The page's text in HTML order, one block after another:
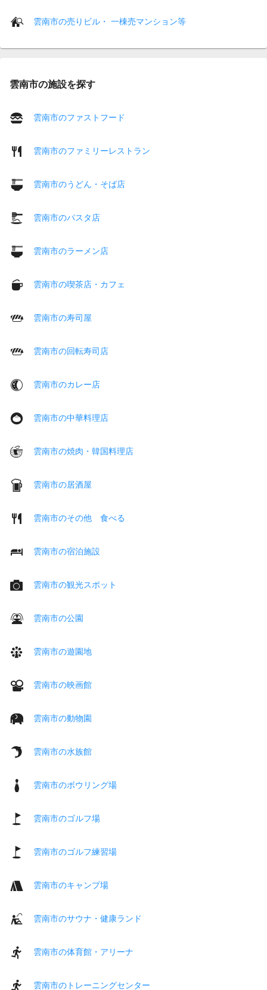
雲南市の売りビル・ 一棟売マンション等
雲南市の施設を探す
雲南市のファストフード
雲南市のファミリーレストラン
雲南市のうどん・そば店
雲南市のパスタ店
雲南市のラーメン店
雲南市の喫茶店・カフェ
雲南市の寿司屋
雲南市の回転寿司店
雲南市のカレー店
雲南市の中華料理店
雲南市の焼肉・韓国料理店
雲南市の居酒屋
雲南市のその他 食べる
雲南市の宿泊施設
雲南市の観光スポット
雲南市の公園
雲南市の遊園地
雲南市の映画館
雲南市の動物園
雲南市の水族館
雲南市のボウリング場
雲南市のゴルフ場
雲南市のゴルフ練習場
雲南市のキャンプ場
雲南市のサウナ・健康ランド
雲南市の体育館・アリーナ
雲南市のトレーニングセンター